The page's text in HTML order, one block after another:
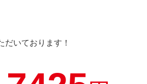
いております！